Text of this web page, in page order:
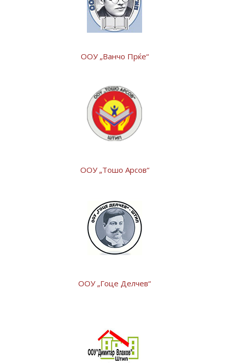
ООУ „Ванчо Прќе“
ООУ „Тошо Арсов“
ООУ „Гоце Делчев“